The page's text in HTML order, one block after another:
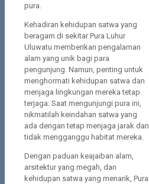
pura.
Kehadiran kehidupan satwa yang
beragam di sekitar Pura Luhur
Uluwatu memberikan pengalaman
alam yang unik bagi para
pengunjung. Namun, penting untuk
menghormati kehidupan satwa dan
menjaga lingkungan mereka tetap
terjaga. Saat mengunjungi pura ini,
nikmatilah keindahan satwa yang
ada dengan tetap menjaga jarak dan
tidak mengganggu habitat mereka.
Dengan paduan keajaiban alam,
arsitektur yang megah, dan
kehidupan satwa yang menarik, Pura